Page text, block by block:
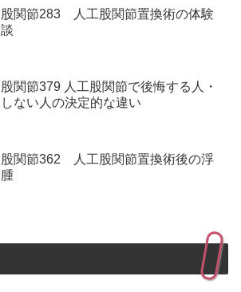
股関節283 人工股関節置換術の体験
談
股関節379 人工股関節で後悔する人・
しない人の決定的な違い
股関節362 人工股関節置換術後の浮
腫